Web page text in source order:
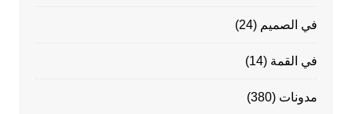
في الصميم (24)
في القمة (14)
مدونات (380)